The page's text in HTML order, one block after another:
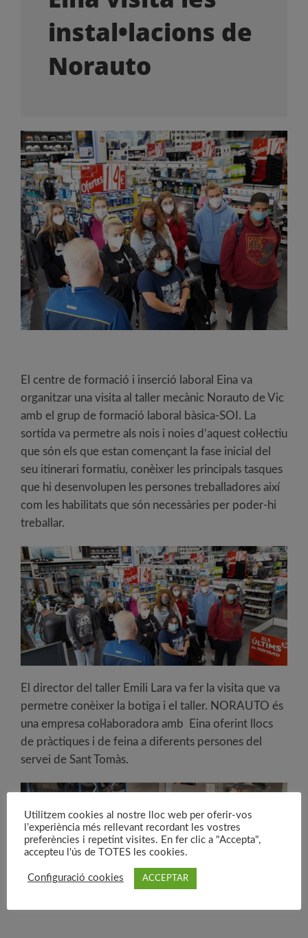
OFERTES LABORALS
instal•lacions de
Norauto
El centre de formació i inserció laboral Eina va
organitzar una visita al taller mecànic Norauto de Vic
amb el grup de formació laboral bàsica-SOI. La
sortida va permetre als nois i noies d’aquest col·lectiu
que són els que estan començant la fase inicial del
seu itinerari formatiu, conèixer les principals tasques
que hi desenvolupen les persones treballadores així
com les habilitats que són necessàries per poder-hi
treballar.
El director del taller Emili Lara va fer la visita que va
permetre conèixer la botiga i el taller. NORAUTO és
una empresa col·laboradora amb Eina oferint llocs
de pràctiques i de feina a diferents persones del
servei de Sant Tomàs.
Utilitzem cookies al nostre lloc web per oferir-vos
l’experiència més rellevant recordant les vostres
preferències i repetint visites. En fer clic a "Accepta",
accepteu l'ús de TOTES les cookies.
Configuració cookies ACCEPTAR